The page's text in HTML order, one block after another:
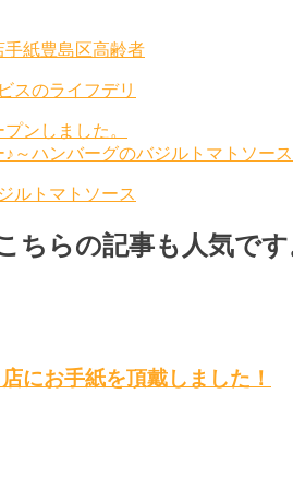
手紙豊島区高齢者
ンしました。
～ハンバーグのバジルトマトソー
ちらの記事も人気で
にお手紙を頂戴しました！